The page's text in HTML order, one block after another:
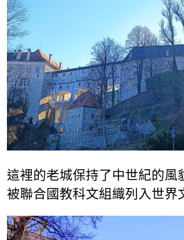
這裡的老城保持了中世紀的風
被聯合國教科文組織列入世界